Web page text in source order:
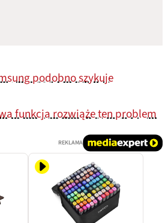
podobno szykuje
funkcja rozwiąże ten problem
REKLAMA